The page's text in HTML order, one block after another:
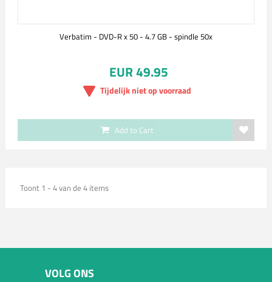
Verbatim - DVD-R x 50 - 4.7 GB - spindle 50x
EUR 49.95
Tijdelijk niet op voorraad
Add to Cart
Toont 1 - 4 van de 4 items
VOLG ONS